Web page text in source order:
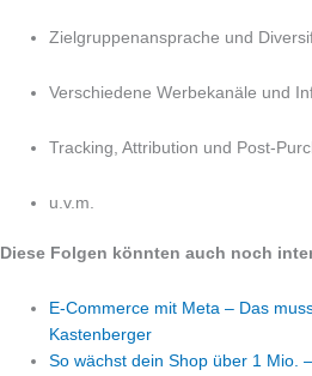
Zielgruppenansprache und
Verschiedene Werbekanäle und
Tracking, Attribution und Post-
u.v.m.
Diese Folgen könnten auch noch
E-Commerce mit Meta – Das
Kastenberger
So wächst dein Shop über 1 Mio.